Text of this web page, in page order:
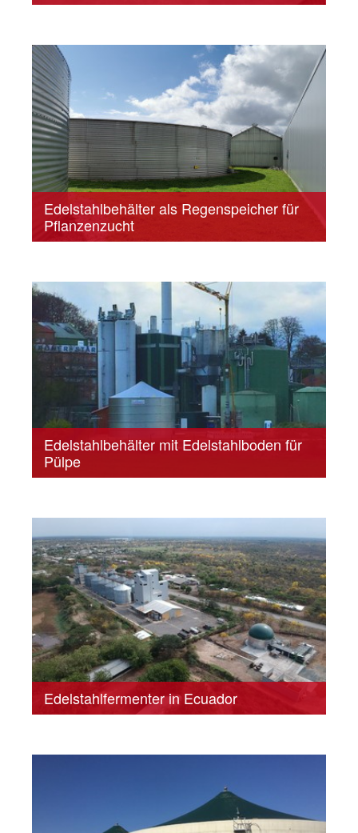
Edelstahlbehälter als Regenspeicher für
Pflanzenzucht
Edelstahlbehälter mit Edelstahlboden für
Pülpe
Edelstahlfermenter in Ecuador